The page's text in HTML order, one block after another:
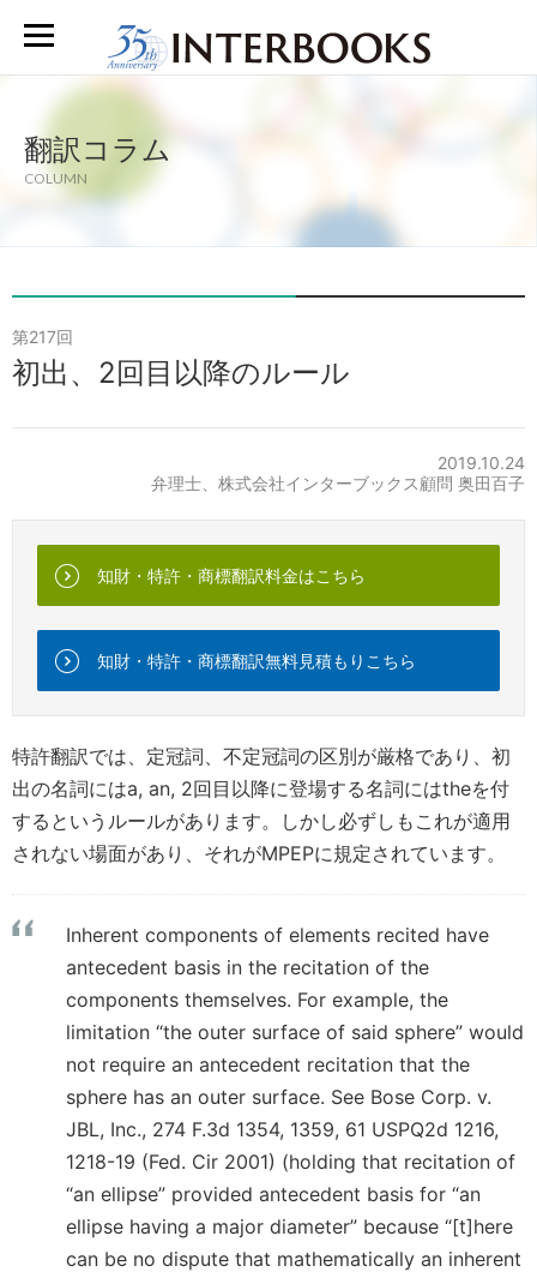
翻訳コラム
COLUMN
第217回
初出、2回目以降のルール
2019.10.24
弁理士、株式会社インターブックス顧問 奥田百子
知財・特許・商標翻訳料金はこちら
知財・特許・商標翻訳無料見積もりこちら
特許翻訳では、定冠詞、不定冠詞の区別が厳格であり、初
出の名詞にはa, an, 2回目以降に登場する名詞にはtheを付
するというルールがあります。しかし必ずしもこれが適用
されない場面があり、それがMPEPに規定されています。
Inherent components of elements recited have
antecedent basis in the recitation of the
components themselves. For example, the
limitation “the outer surface of said sphere” would
not require an antecedent recitation that the
sphere has an outer surface. See Bose Corp. v.
JBL, Inc., 274 F.3d 1354, 1359, 61 USPQ2d 1216,
1218-19 (Fed. Cir 2001) (holding that recitation of
“an ellipse” provided antecedent basis for “an
ellipse having a major diameter” because “[t]here
can be no dispute that mathematically an inherent